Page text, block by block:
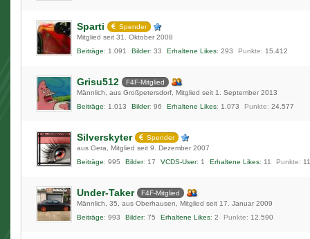
Sparti
Spender
Mitglied seit 31. Oktober 2008
Beiträge
1.091 Bilder 33 Erhaltene Likes 293 Punkte 15.412
Grisu512
F4F-Mitglied
Männlich
aus Großpetersdorf Mitglied seit 1. September 2013
Beiträge
1.013 Bilder 96 Erhaltene Likes 1.073 Punkte 24.577
Silverskyter
Spender
aus Gera
Mitglied seit 9. Dezember 2007
Beiträge
995 Bilder 17 VCDS-User 1 Erhaltene Likes 11 Punkte
Under-Taker
F4F-Mitglied
Männlich
35 aus Oberhausen
Mitglied seit 17. Januar 2009
Beiträge
993 Bilder 75 Erhaltene Likes 2 Punkte 12.590